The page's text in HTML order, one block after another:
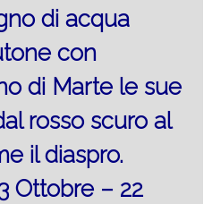
di acqua
con
di Marte le sue
rosso scuro al
il diaspro.
Ottobre – 22